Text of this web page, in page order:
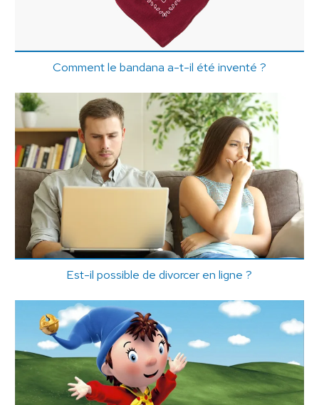
Comment le bandana a-t-il été inventé ?
Est-il possible de divorcer en ligne ?